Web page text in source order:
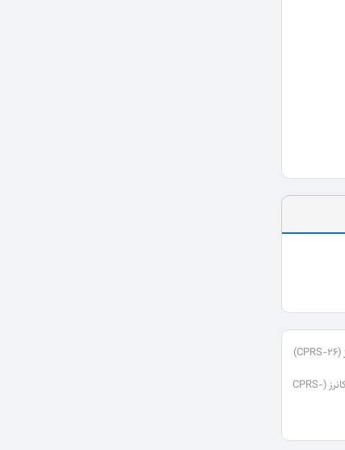
دانلود رایگان مقیاس درجه بندی کانرز (CPRS-26)
تست مقیاس درجه بندی کانرز (CPRS-